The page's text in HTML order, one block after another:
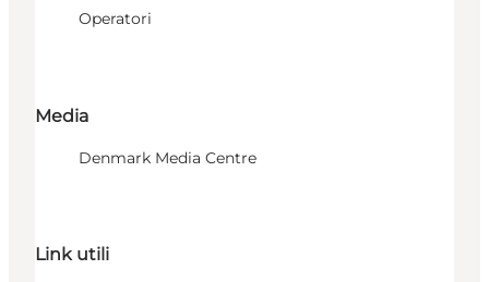
Operatori
Media
Denmark Media Centre
Link utili